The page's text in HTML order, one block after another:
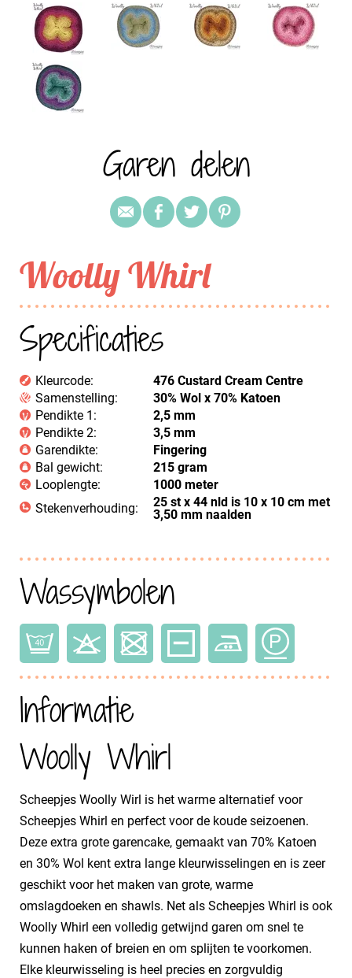
Garen delen
Woolly Whirl
Specificaties
Kleurcode:
476 Custard Cream Centre
Samenstelling:
30% Wol x 70% Katoen
Pendikte 1:
2,5 mm
Pendikte 2:
3,5 mm
Garendikte:
Fingering
Bal gewicht:
215 gram
Looplengte:
1000 meter
Stekenverhouding:
25 st x 44 nld is 10 x 10 cm met
3,50 mm naalden
Wassymbolen
Informatie
Woolly Whirl
Scheepjes Woolly Wirl is het warme alternatief voor
Scheepjes Whirl en perfect voor de koude seizoenen.
Deze extra grote garencake, gemaakt van 70% Katoen
en 30% Wol kent extra lange kleurwisselingen en is zeer
geschikt voor het maken van grote, warme
omslagdoeken en shawls. Net als Scheepjes Whirl is ook
Woolly Whirl een volledig getwijnd garen om snel te
kunnen haken of breien en om splijten te voorkomen.
Elke kleurwisseling is heel precies en zorgvuldig